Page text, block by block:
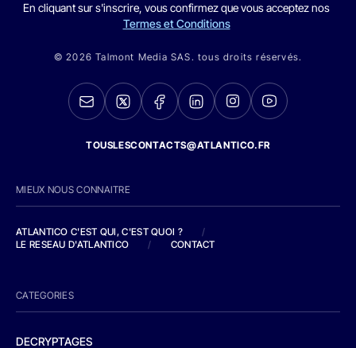
En cliquant sur s'inscrire, vous confirmez que vous acceptez nos
Termes et Conditions
© 2026 Talmont Media SAS. tous droits réservés.
TOUSLESCONTACTS@ATLANTICO.FR
MIEUX NOUS CONNAITRE
ATLANTICO C'EST QUI, C'EST QUOI ?
/
LE RESEAU D'ATLANTICO
/ CONTACT
CATEGORIES
DECRYPTAGES